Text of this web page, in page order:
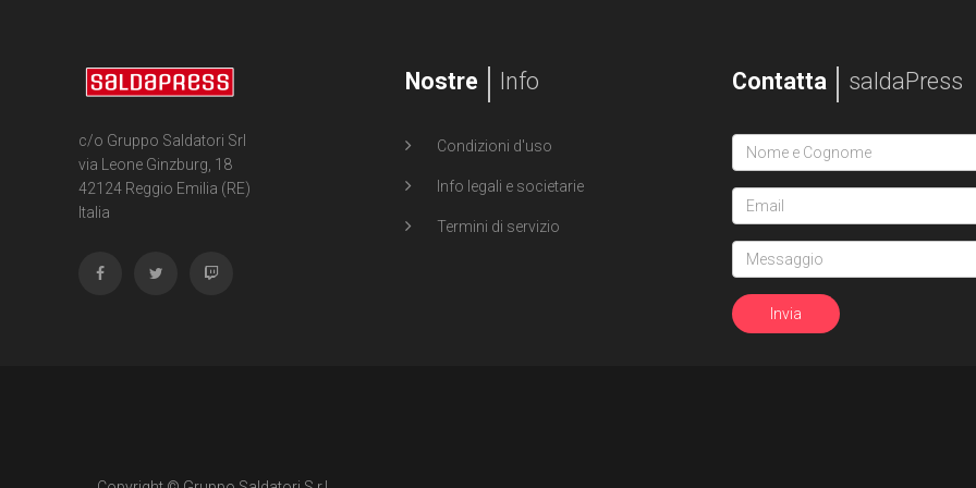
c/o Gruppo Saldatori Srl
via Leone Ginzburg, 18
42124 Reggio Emilia (RE)
Italia
Nostre Info
Condizioni d'uso
Info legali e societarie
Termini di servizio
Contatta saldaPress